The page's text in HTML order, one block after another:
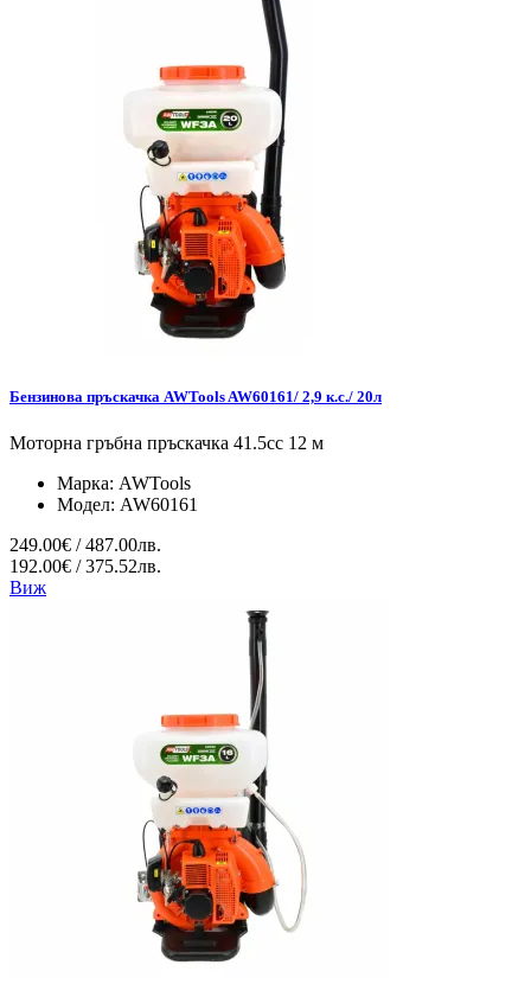
Бензинова пръскачка AWTools AW60161/ 2,9 к.с./ 20л
Моторна гръбна пръскачка 41.5cc 12 м
Марка: AWTools
Модел: AW60161
249.00€ / 487.00лв.
192.00€ / 375.52лв.
Виж